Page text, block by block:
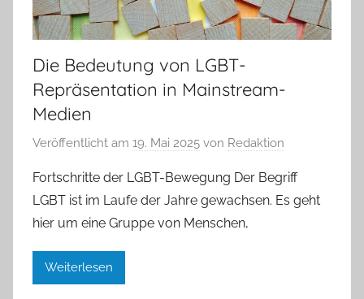
Die Bedeutung von LGBT-
Repräsentation in Mainstream-
Medien
Veröffentlicht am 19. Mai 2025 von Redaktion
Fortschritte der LGBT-Bewegung Der Begriff
LGBT ist im Laufe der Jahre gewachsen. Es geht
hier um eine Gruppe von Menschen,
Weiterlesen